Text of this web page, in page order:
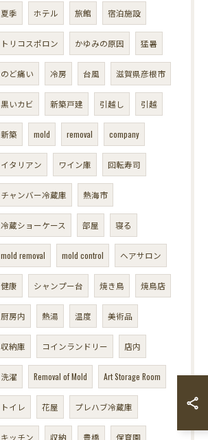
夏季 ホテル 旅館 宿泊施設
トリコスポロン かゆみの原因 猛暑
のど痛い 冷房 台風 滋賀県彦根市
黒いカビ 新築戸建 引越し 引越
新築 mold removal company
イタリアン ワイン庫 回転寿司
チャンバー冷蔵庫 熱海市
冷蔵ショーケース 部屋 寝る
mold removal mold control ヘアサロン
健康 シャンプー台 焼き鳥 焼鳥店
厨房内 熱湯 温度 美術品
収納庫 コインランドリー 店内
洗濯 Removal of Mold Art Storage Room
トイレ 花屋 プレハブ冷蔵庫
キッチン 収納 豊橋 保育園